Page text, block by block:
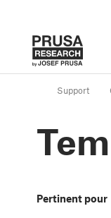
Support
Pertinent pour